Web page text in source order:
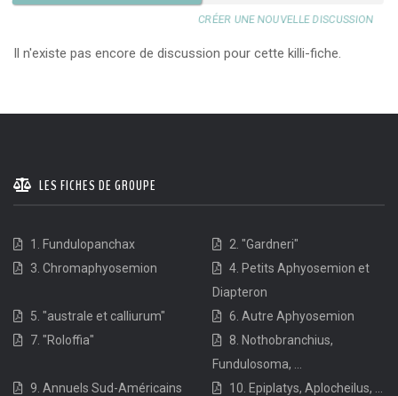
CRÉER UNE NOUVELLE DISCUSSION
Il n'existe pas encore de discussion pour cette killi-fiche.
LES FICHES DE GROUPE
1. Fundulopanchax
2. "Gardneri"
3. Chromaphyosemion
4. Petits Aphyosemion et
Diapteron
5. "australe et calliurum"
6. Autre Aphyosemion
7. "Roloffia"
8. Nothobranchius,
Fundulosoma, ...
9. Annuels Sud-Américains
10. Epiplatys, Aplocheilus, ...